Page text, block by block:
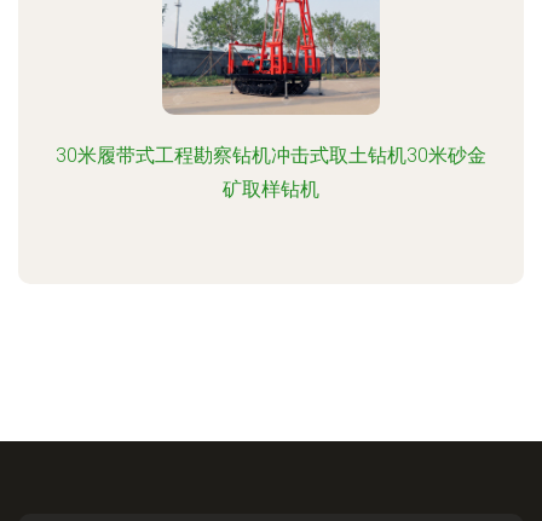
30米履带式工程勘察钻机冲击式取土钻机30米砂金
矿取样钻机